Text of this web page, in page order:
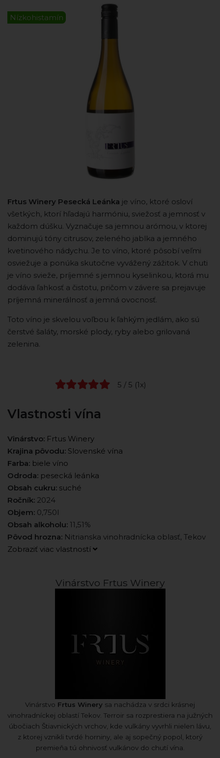
Nízkohistamín
Frtus Winery Pesecká Leánka je víno, ktoré osloví
všetkých, ktorí hľadajú harmóniu, sviežosť a jemnosť v
každom dúšku. Vyznačuje sa jemnou arómou, v ktorej
dominujú tóny citrusov, zeleného jablka a jemného
kvetinového nádychu. Je to víno, ktoré pôsobí veľmi
osviežuje a ponúka skutočne vyvážený zážitok. V chuti
je víno svieže, príjemné s jemnou kyselinkou, ktorá mu
dodáva ľahkosť a čistotu, pričom v závere sa prejavuje
príjemná minerálnosť a jemná ovocnosť.
Toto víno je skvelou voľbou k ľahkým jedlám, ako sú
čerstvé šaláty, morské plody, ryby alebo grilovaná
zelenina.
5 / 5 (1x)
Vlastnosti vína
Vinárstvo: Frtus Winery
Krajina pôvodu: Slovenské vína
Farba: biele víno
Odroda: pesecká leánka
Obsah cukru: suché
Ročník: 2024
Objem: 0,750l
Obsah alkoholu: 11,51%
Pôvod hrozna: Nitrianska vinohradnícka oblasť, Tekov
Zobraziť viac vlastností
Vinárstvo Frtus Winery
Vinárstvo Frtus Winery sa nachádza v srdci krásnej
vinohradníckej oblastí Tekov. Terroir sa rozprestiera na južných
úbočiach Štiavnických vrchov, kde vulkány vyvrhli nielen lávu,
z ktorej vznikli tvrdé horniny, ale aj sopečný popol, ktorý
premieňa tú ohnivosť vulkánov do chutí vína.